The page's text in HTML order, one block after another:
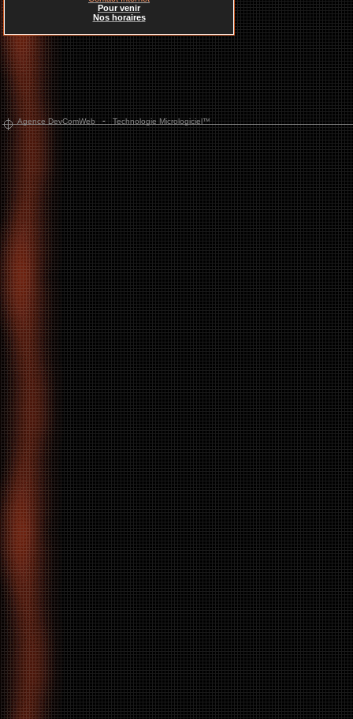
Pour venir
Nos horaires
Agence DevComWeb-Technologie Micrologiciel™